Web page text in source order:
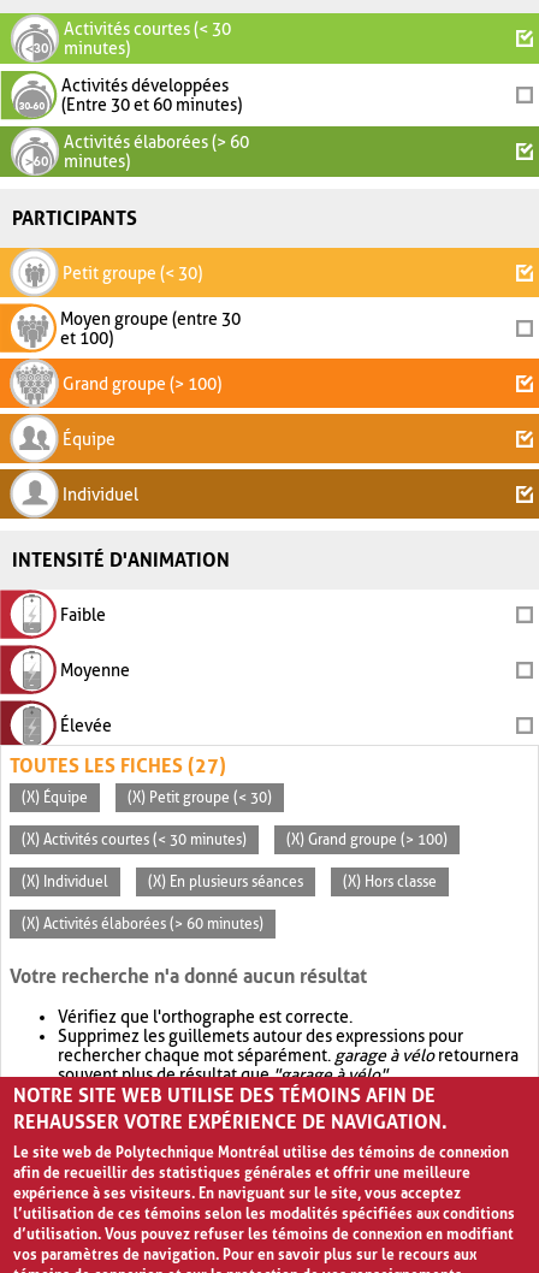
Activités courtes (< 30
minutes)
Activités développées
(Entre 30 et 60 minutes)
Activités élaborées (> 60
minutes)
PARTICIPANTS
Petit groupe (< 30)
Moyen groupe (entre 30
et 100)
Grand groupe (> 100)
Équipe
Individuel
INTENSITÉ D'ANIMATION
Faible
Moyenne
Élevée
TOUTES LES FICHES (27)
(X) Équipe (X) Petit groupe (< 30)
(X) Activités courtes (< 30 minutes) (X) Grand groupe (> 100)
(X) Individuel (X) En plusieurs séances (X) Hors classe
(X) Activités élaborées (> 60 minutes)
Votre recherche n'a donné aucun résultat
Vérifiez que l'orthographe est correcte.
Supprimez les guillemets autour des expressions pour
rechercher chaque mot séparément. garage à véloretournera
souvent plus de résultat que"garage à vélo".
Envisagez d'élargir votre recherche avec OR.garage OR vélo
retournera souvent plus de résultat quegarage à vélo
NOTRE SITE WEB UTILISE DES TÉMOINS AFIN DE
REHAUSSER VOTRE EXPÉRIENCE DE NAVIGATION.
Le site web de Polytechnique Montréal utilise des témoins de connexion
afin de recueillir des statistiques générales et offrir une meilleure
expérience à ses visiteurs. En naviguant sur le site, vous acceptez
l’utilisation de ces témoins selon les modalités spécifiées aux conditions
d’utilisation. Vous pouvez refuser les témoins de connexion en modifiant
vos paramètres de navigation. Pour en savoir plus sur le recours aux